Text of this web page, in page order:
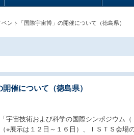
ント「国際宇宙博」の開催について（徳島県）
催について（徳島県）
宇宙技術および科学の国際シンポジウム（
※展示は１２日～１６日）、ＩＳＴＳ会場